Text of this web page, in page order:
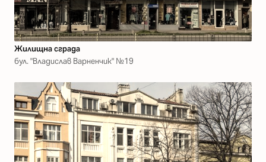
Жилищна сграда
бул. "Владислав Варненчик" №19